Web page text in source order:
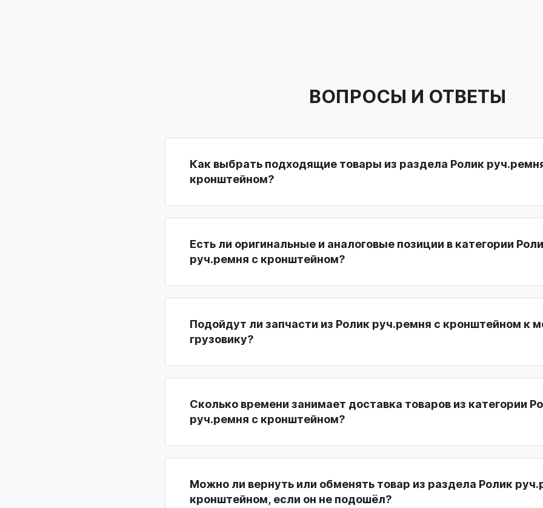
ВОПРОСЫ И ОТВЕТЫ
Как выбрать подходящие товары из раздела Ролик
кронштейном?
Есть ли оригинальные и аналоговые позиции в категории
руч.ремня с кронштейном?
Подойдут ли запчасти из Ролик руч.ремня с кронштейном к
грузовику?
Сколько времени занимает доставка товаров из категории
руч.ремня с кронштейном?
Можно ли вернуть или обменять товар из раздела Ролик
кронштейном, если он не подошёл?